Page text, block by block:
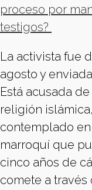
proceso por
testigos?
La activista fue
agosto y
Está acusada
religión
contemplado
marroquí que
cinco años de
comete a través